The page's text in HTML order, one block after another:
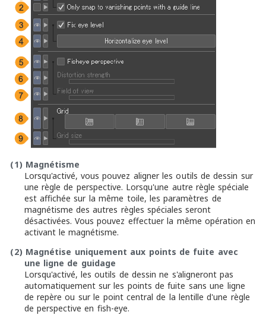
(1) Magnétisme
Lorsqu'activé, vous pouvez aligner les outils de dessin sur
une règle de perspective. Lorsqu'une autre règle spéciale
est affichée sur la même toile, les paramètres de
magnétisme des autres règles spéciales seront
désactivées. Vous pouvez effectuer la même opération en
activant le magnétisme.
(2) Magnétise uniquement aux points de fuite avec
une ligne de guidage
Lorsqu'activé, les outils de dessin ne s'aligneront pas
automatiquement sur les points de fuite sans une ligne
de repère ou sur le point central de la lentille d'une règle
de perspective en fish-eye.